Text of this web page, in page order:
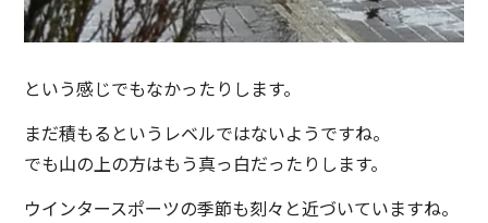
という感じでもなかったりします。
まだ積もるというレベルではないようですね。
でも山の上の方はもう真っ白だったりします。
ウインタースポーツの季節も刻々と近づいていますね。